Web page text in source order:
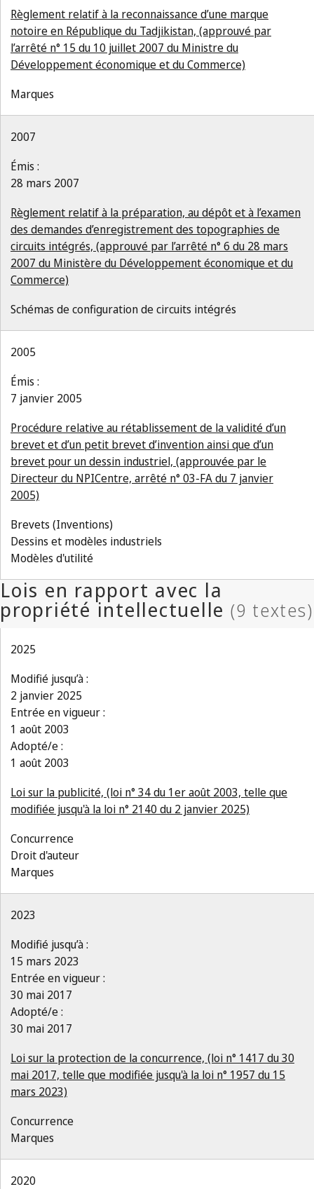
Règlement relatif à la reconnaissance d’une marque
notoire en République du Tadjikistan, (approuvé par
l’arrêté n° 15 du 10 juillet 2007 du Ministre du
Développement économique et du Commerce)
Marques
2007
Émis :
28 mars 2007
Règlement relatif à la préparation, au dépôt et à l’examen
des demandes d’enregistrement des topographies de
circuits intégrés, (approuvé par l’arrêté n° 6 du 28 mars
2007 du Ministère du Développement économique et du
Commerce)
Schémas de configuration de circuits intégrés
2005
Émis :
7 janvier 2005
Procédure relative au rétablissement de la validité d’un
brevet et d’un petit brevet d’invention ainsi que d’un
brevet pour un dessin industriel, (approuvée par le
Directeur du NPICentre, arrêté n° 03-FA du 7 janvier
2005)
Brevets (Inventions)
Dessins et modèles industriels
Modèles d'utilité
2025
Modifié jusqu’à :
2 janvier 2025
Entrée en vigueur :
1 août 2003
Adopté/e :
1 août 2003
Loi sur la publicité, (loi n° 34 du 1er août 2003, telle que
modifiée jusqu'à la loi n° 2140 du 2 janvier 2025)
Concurrence
Droit d'auteur
Marques
2023
Modifié jusqu’à :
15 mars 2023
Entrée en vigueur :
30 mai 2017
Adopté/e :
30 mai 2017
Loi sur la protection de la concurrence, (loi n° 1417 du 30
mai 2017, telle que modifiée jusqu'à la loi n° 1957 du 15
mars 2023)
Concurrence
Marques
2020